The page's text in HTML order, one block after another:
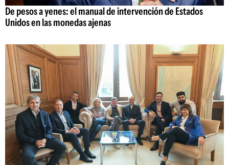
De pesos a yenes: el manual de intervención de Estados
Unidos en las monedas ajenas